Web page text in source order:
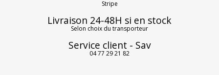
Stripe
Livraison 24-48H si en stock
Selon choix du transporteur
Service client - Sav
04 77 29 21 82